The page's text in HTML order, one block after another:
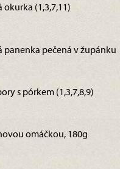
(1,3,7,11)
panenka pečená v župánku
s pórkem (1,3,7,8,9)
omáčkou, 180g